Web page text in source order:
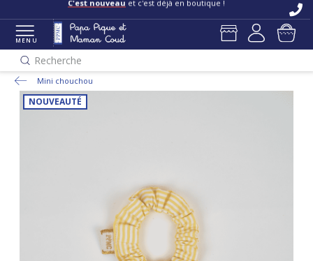
C'est nouveau et c'est déjà en boutique !
MENU
Recherche
Mini chouchou
NOUVEAUTÉ